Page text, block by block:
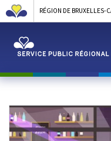
RÉGION DE BRUXELLES-